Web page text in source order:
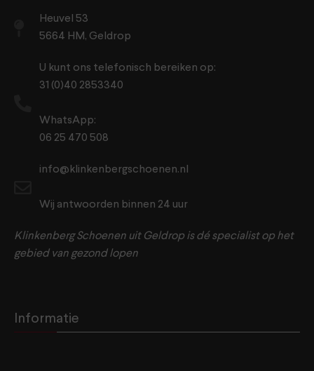
Heuvel 53
5664 HM, Geldrop
U kunt ons telefonisch bereiken op:
31 (0)40 2853340
WhatsApp:
06 25 470 508
info@klinkenbergschoenen.nl
Wij antwoorden binnen 24 uur
Klinkenberg Schoenen uit Geldrop is dé specialist op het
gebied van gezond lopen
Informatie